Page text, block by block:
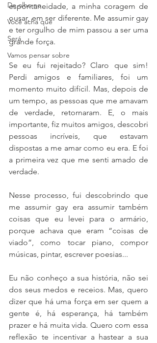
De olho no
Você acha que
Será
Vamos pensar sobre
espontaneidade, a minha coragem de
ousar, em ser diferente. Me assumir gay
e ter orgulho de mim passou a ser uma
grande força.
Se eu fui rejeitado? Claro que sim!
Perdi amigos e familiares, foi um
momento muito difícil. Mas, depois de
um tempo, as pessoas que me amavam
de verdade, retornaram. E, o mais
importante, fiz muitos amigos, descobri
pessoas incríveis, que estavam
dispostas a me amar como eu era. E foi
a primeira vez que me senti amado de
verdade.
Nesse processo, fui descobrindo que
me assumir gay era assumir também
coisas que eu levei para o armário,
porque achava que eram “coisas de
viado”, como tocar piano, compor
músicas, pintar, escrever poesias...
Eu não conheço a sua história, não sei
dos seus medos e receios. Mas, quero
dizer que há uma força em ser quem a
gente é, há esperança, há também
prazer e há muita vida. Quero com essa
reflexão te incentivar a hastear a sua